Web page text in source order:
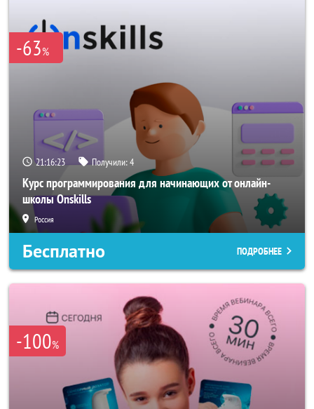
-63%
21:16:20 Получили:4
Курс программирования для начинающих от онлайн-
школы Onskills
Россия
Бесплатно ПОДРОБНЕЕ
-100%